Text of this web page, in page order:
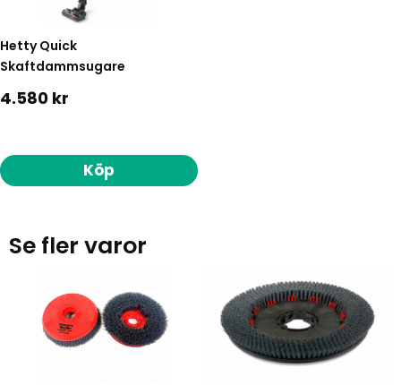
Hetty Quick
Skaftdammsugare
4.580 kr
Köp
Se fler varor